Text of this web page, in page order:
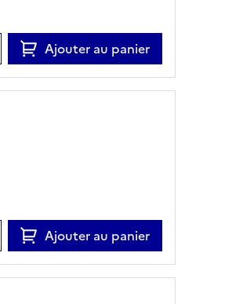
Ajouter au panier
Ajouter au panier